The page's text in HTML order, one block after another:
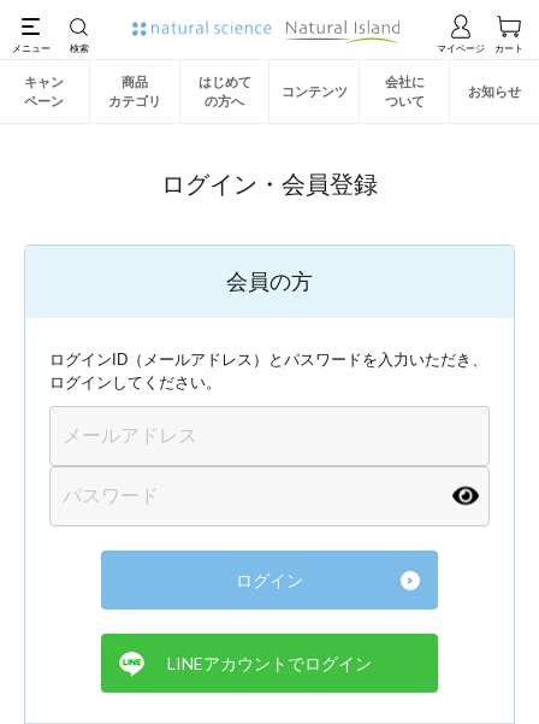
キャン
ペーン
商品
カテゴリ
はじめて
の方へ
コンテンツ
会社に
ついて
お知らせ
ログイン・会員登録
会員の方
ログインID（メールアドレス）とパスワードを入力いただき、
ログインしてください。